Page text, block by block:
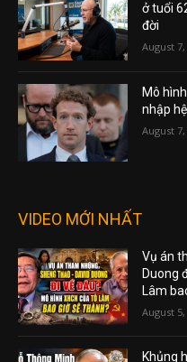
ở tuổi
đời
August 7,
Mô
nhập
August 7,
VIDEO MỚI NHẤT
Vụ án
Duong
Lâm
August 5,
Khủng